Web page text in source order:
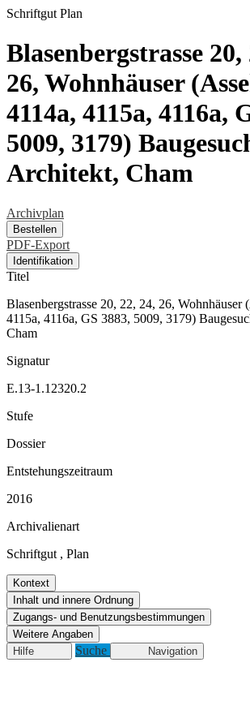
Schriftgut Plan
Blasenbergstrasse 20,
26, Wohnhäuser
4114a, 4115a, 4116a,
5009, 3179)
Architekt, Cham
Archivplan
Bestellen
PDF-Export
Identifikation
Titel
Blasenbergstrasse 20, 22, 24, 26, Wohnhäuser
4115a, 4116a, GS 3883, 5009, 3179)
Cham
Signatur
E.13-1.12320.2
Stufe
Dossier
Entstehungszeitraum
2016
Archivalienart
Schriftgut , Plan
Kontext
Inhalt und innere Ordnung
Zugangs- und Benutzungsbestimmungen
Weitere Angaben
Hilfe
Suche Navigation